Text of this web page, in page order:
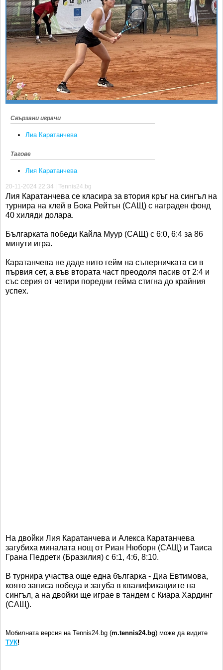
SOFIA OPEN
КЛУБОВЕ
БЛОГ
ВИДЕО
ЖЪЛТО
РАКЕТНИ
Ретро
Спорт&Фитнес
Други
Любители
Свързани играчи
Лиа Каратанчева
Тагове
Лия Каратанчева
20-11-2024 22:34 | Tennis24.bg
Лия Каратанчева се класира за втория кръг на сингъл на
турнира на клей в Бока Рейтън (САЩ) с награден фонд
40 хиляди долара.
Българката победи Кайла Муур (САЩ) с 6:0, 6:4 за 86
минути игра.
Каратанчева не даде нито гейм на съперничката си в
първия сет, а във втората част преодоля пасив от 2:4 и
със серия от четири поредни гейма стигна до крайния
успех.
На двойки Лия Каратанчева и Алекса Каратанчева
загубиха миналата нощ от Риан Нюборн (САЩ) и Таиса
Грана Педрети (Бразилия) с 6:1, 4:6, 8:10.
В турнира участва още една българка - Диа Евтимова,
която записа победа и загуба в квалификациите на
сингъл, а на двойки ще играе в тандем с Киара Хардинг
(САЩ).
Мобилната версия на Tennis24.bg (m.tennis24.bg) може да видите
ТУК!